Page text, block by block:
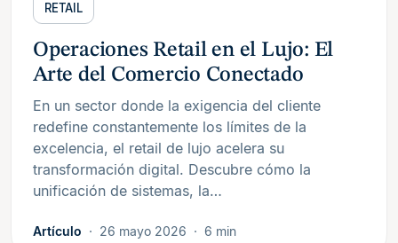
RETAIL
Operaciones Retail en el Lujo: El
Arte del Comercio Conectado
En un sector donde la exigencia del cliente
redefine constantemente los límites de la
excelencia, el retail de lujo acelera su
transformación digital. Descubre cómo la
unificación de sistemas, la…
Artículo 26 mayo 2026 6 min